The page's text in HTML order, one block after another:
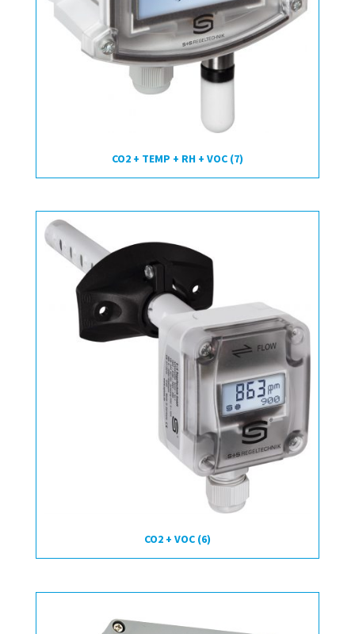
CO2 + TEMP + RH + VOC (7)
CO2 + VOC (6)